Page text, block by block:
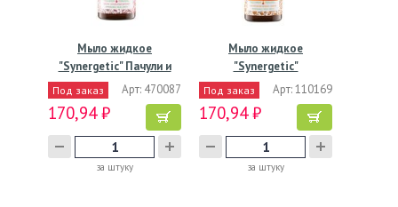
Мыло жидкое
"Synergetic" Пачули и
ароматный…
Под заказ Арт: 470087
170,94 ₽
за штуку
Мыло жидкое
"Synergetic"
Карамельное яблоко…
Под заказ Арт: 110169
170,94 ₽
за штуку